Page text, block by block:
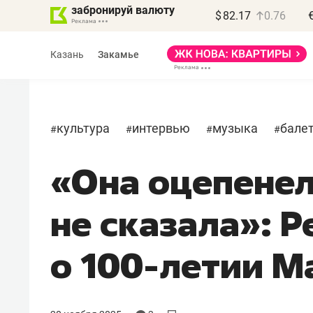
забронируй валюту $ 82.17 0.76
Казань Закамье
#культура #интервью #музыка #
«Она
не сказала»:
о 100-летии
Василь Мазитов
МАРТ
«Не зная местных
правил, бизнес может
потерять минимум